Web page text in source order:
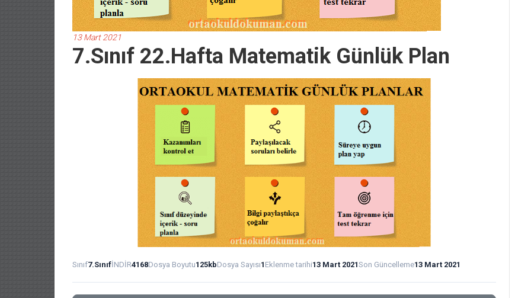
13 Mart 2021
7.Sınıf 22.Hafta Matematik Günlük Plan
Sınıf7.SınıfİNDİR4168Dosya Boyutu125kbDosya Sayısı1 Eklenme tarihi13 Mart 2021Son Güncelleme13 Mart 2021